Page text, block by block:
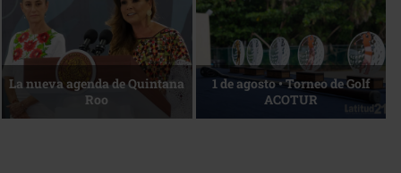
Reconocimiento de viajeros La esencia del servicio